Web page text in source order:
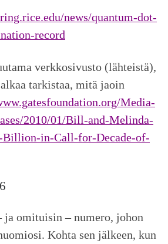
news/quantum-dot-
record
verkkosivusto (lähteistä),
tarkistaa, mitä jaoin
Media-
2010/01/Bill-and-Melinda-
Billion-in-Call-for-Decade-of-
ja omituisin – numero, johon
Kohta sen jälkeen, kun